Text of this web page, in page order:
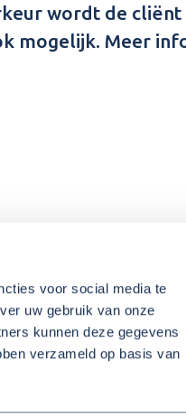
voor social media te
uw gebruik van onze
kunnen deze gegevens
verzameld op basis van
wordt de cliënt
mogelijk. Meer
Beschikbaarheids-
wijzer
Cookies
Privacy
Portal